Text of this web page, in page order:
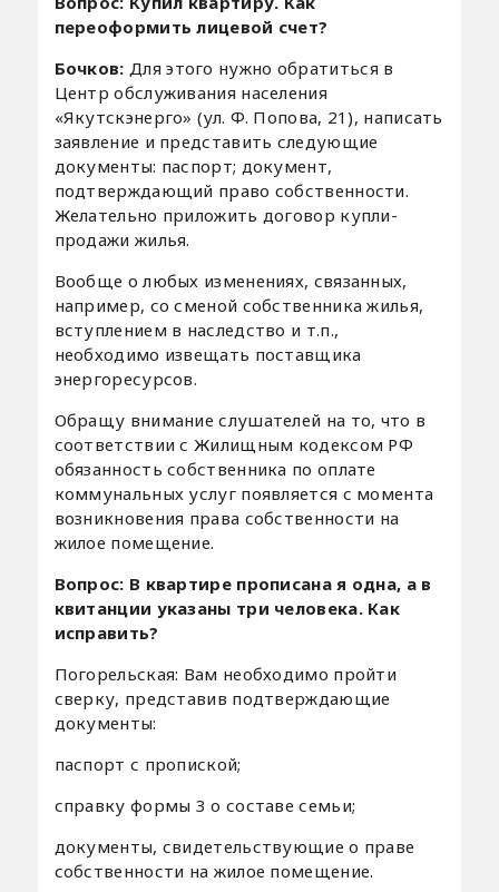
переоформить лицевой счет?
Бочков: Для этого нужно обратиться в
Центр обслуживания населения
«Якутскэнерго» (ул. Ф. Попова, 21), написать
заявление и представить следующие
документы: паспорт; документ,
подтверждающий право собственности.
Желательно приложить договор купли-
продажи жилья.
Вообще о любых изменениях, связанных,
например, со сменой собственника жилья,
вступлением в наследство и т.п.,
необходимо извещать поставщика
энергоресурсов.
Обращу внимание слушателей на то, что в
соответствии с Жилищным кодексом РФ
обязанность собственника по оплате
коммунальных услуг появляется с момента
возникновения права собственности на
жилое помещение.
Вопрос: В квартире прописана я одна, а в
квитанции указаны три человека. Как
исправить?
Погорельская: Вам необходимо пройти
сверку, представив подтверждающие
документы:
паспорт с пропиской;
справку формы 3 о составе семьи;
документы, свидетельствующие о праве
собственности на жилое помещение.